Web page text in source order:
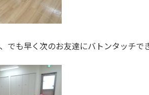
でも早く次のお友達にバトンタッチで